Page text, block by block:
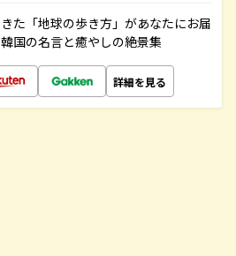
た「地球の歩き方」があなたにお届
国の名言と癒やしの絶景集
詳細を見る